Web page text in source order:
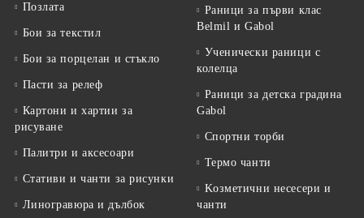
Позлата
Бои за текстил
Бои за порцелан и стъкло
Пасти за релеф
Картони и хартии за
рисуване
Палитри и аксесоари
Стативи и чанти за рисунки
Линогравюра и дълбок
Раници за първи клас
Belmil и Gabol
Ученически раници с
колелца
Раници за детска градина
Gabol
Спортни торби
Термо чанти
Kозметични несесери и
чанти